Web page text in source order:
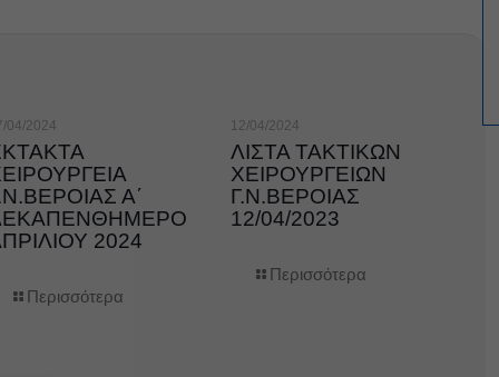
04/2024
Α΄
2024
Περισσότερα
12/04/2024
ΛΙΣΤΑ ΤΑΚΤΙΚΩΝ
ΧΕΙΡΟΥΡΓΕΙΩΝ
Γ.Ν.ΒΕΡΟΙΑΣ
12/04/2023
Περισσότερα